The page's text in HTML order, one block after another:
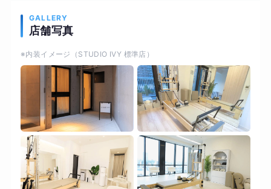
理想のボディラインを実現！ピラティスマシン
ンナーマッスルに的確にアプローチ。 ・肩こりや
腰痛に効果的にアプローチ。猫背や反り腰といっ
た姿勢の乱れが自然と整っていきます。 ・初心者
の方でも、簡単にエクササイズ！ ⚪︎パーソナルマ
シンピラティス ⚪︎中目黒エリア ⚪︎完全プライベー
トスタジオ ⚪︎お子様連れ歓迎 ⚪︎シャワー完備
GALLERY
店舗写真
※内装イメージ（STUDIO IVY 標準店）